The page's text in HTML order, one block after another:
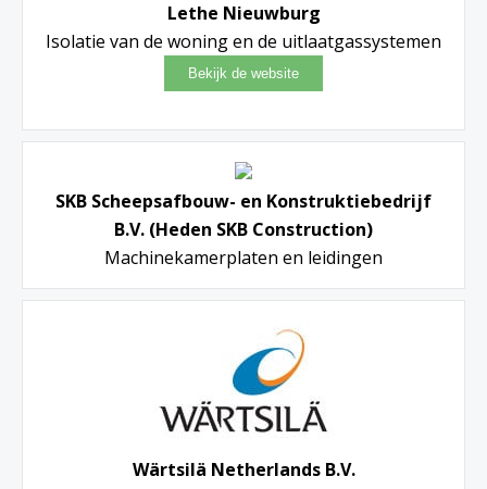
Lethe Nieuwburg
Isolatie van de woning en de uitlaatgassystemen
SKB Scheepsafbouw- en Konstruktiebedrijf
B.V. (Heden SKB Construction)
Machinekamerplaten en leidingen
Wärtsilä Netherlands B.V.